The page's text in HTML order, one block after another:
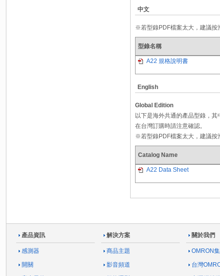
中文
※若型錄PDF檔案太大，建議按
型錄名稱
A22 規格說明書
English
Global Edition
以下是海外共通的產品型錄，
在台灣訂購時請注意確認。
※若型錄PDF檔案太大，建議按
Catalog Name
A22 Data Sheet
產品資訊
感測器
開關
解決方案
商品主題
影音頻道
關於我們
OMRON
台灣